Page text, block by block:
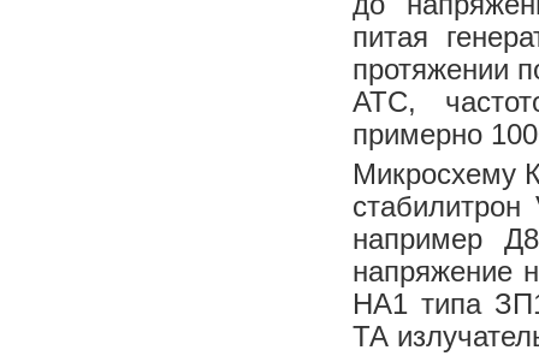
питая
протяжении
АТС,
примерно
Микросхему
например
напряжение
НА1 типа
ТА